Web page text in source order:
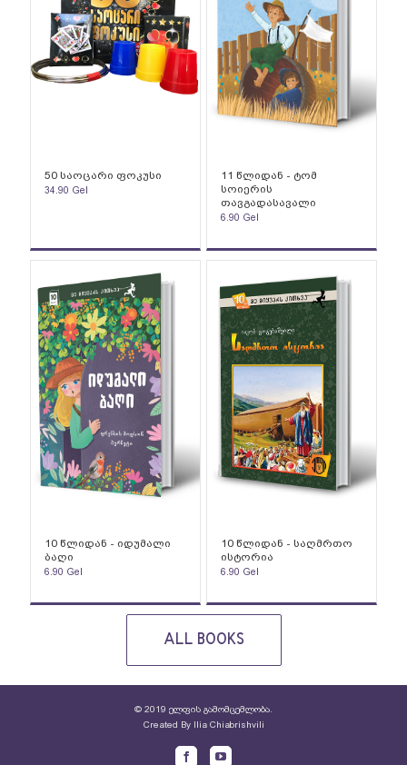
50 საოცარი ფოკუსი
34.90 Gel
11 წლიდან - ტომ
სოიერის
თავგადასავალი
6.90 Gel
10 წლიდან - იდუმალი
ბაღი
6.90 Gel
10 წლიდან - საღმრთო
ისტორია
6.90 Gel
ALL BOOKS
© 2019 ელფის გამომცემლობა.
Created By Ilia Chiabrishvili
FacebookYoutube